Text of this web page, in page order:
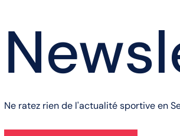
Ne ratez rien de l'actualité sportive en